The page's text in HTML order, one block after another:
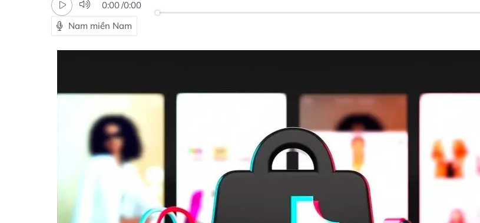
0:00/0:00
Nam miền Nam